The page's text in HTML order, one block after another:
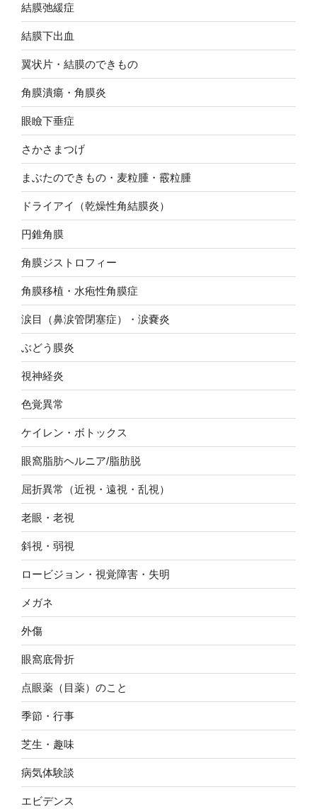
結膜弛緩症
結膜下出血
翼状片・結膜のできもの
角膜潰瘍・角膜炎
眼瞼下垂症
さかさまつげ
まぶたのできもの・麦粒腫・霰粒腫
ドライアイ（乾燥性角結膜炎）
円錐角膜
角膜ジストロフィー
角膜移植・水疱性角膜症
涙目（鼻涙管閉塞症）・涙嚢炎
ぶどう膜炎
視神経炎
色覚異常
ケイレン・ボトックス
眼窩脂肪ヘルニア/脂肪脱
屈折異常（近視・遠視・乱視）
老眼・老視
斜視・弱視
ロービジョン・視覚障害・失明
メガネ
外傷
眼窩底骨折
点眼薬（目薬）のこと
季節・行事
芝生・趣味
病気体験談
エビデンス